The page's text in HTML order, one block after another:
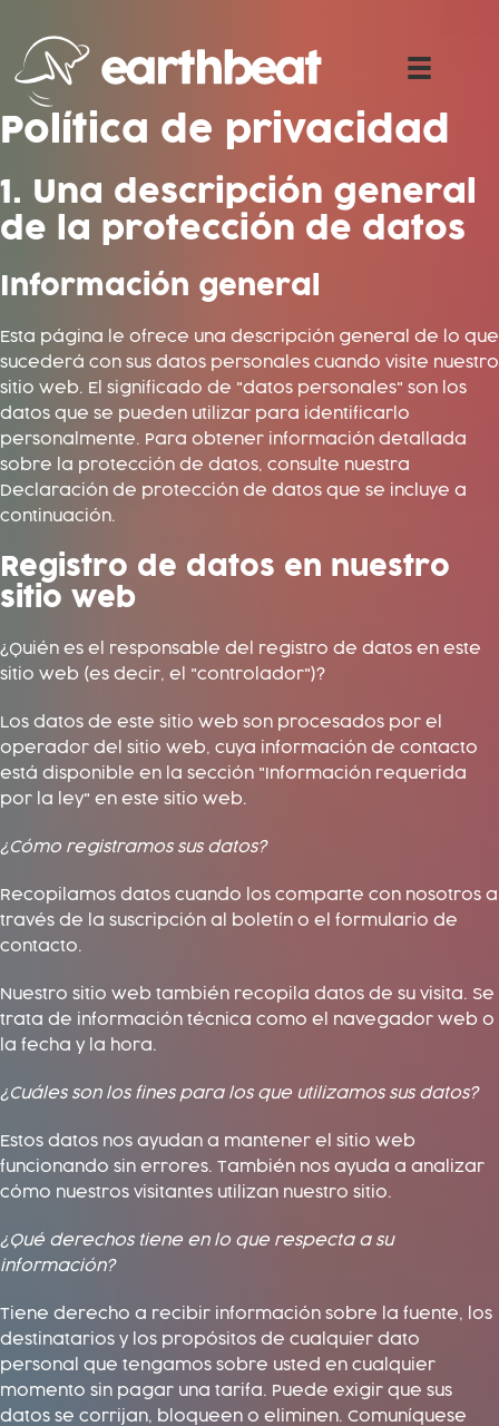
contenido
Política de privacidad
1. Una descripción general
de la protección de datos
Información general
Esta página le ofrece una descripción general de lo que
sucederá con sus datos personales cuando visite nuestro
sitio web. El significado de "datos personales" son los
datos que se pueden utilizar para identificarlo
personalmente. Para obtener información detallada
sobre la protección de datos, consulte nuestra
Declaración de protección de datos que se incluye a
continuación.
Registro de datos en nuestro
sitio web
¿Quién es el responsable del registro de datos en este
sitio web (es decir, el "controlador")?
Los datos de este sitio web son procesados ​​por el
operador del sitio web, cuya información de contacto
está disponible en la sección "Información requerida
por la ley" en este sitio web.
¿Cómo registramos sus datos?
Recopilamos datos cuando los comparte con nosotros a
través de la suscripción al boletín o el formulario de
contacto.
Nuestro sitio web también recopila datos de su visita. Se
trata de información técnica como el navegador web o
la fecha y la hora.
¿Cuáles son los fines para los que utilizamos sus datos?
Estos datos nos ayudan a mantener el sitio web
funcionando sin errores. También nos ayuda a analizar
cómo nuestros visitantes utilizan nuestro sitio.
¿Qué derechos tiene en lo que respecta a su
información?
Tiene derecho a recibir información sobre la fuente, los
destinatarios y los propósitos de cualquier dato
personal que tengamos sobre usted en cualquier
momento sin pagar una tarifa. Puede exigir que sus
datos se corrijan, bloqueen o eliminen. Comuníquese